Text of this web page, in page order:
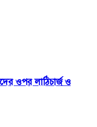
ওপর লাঠিচার্জ ও